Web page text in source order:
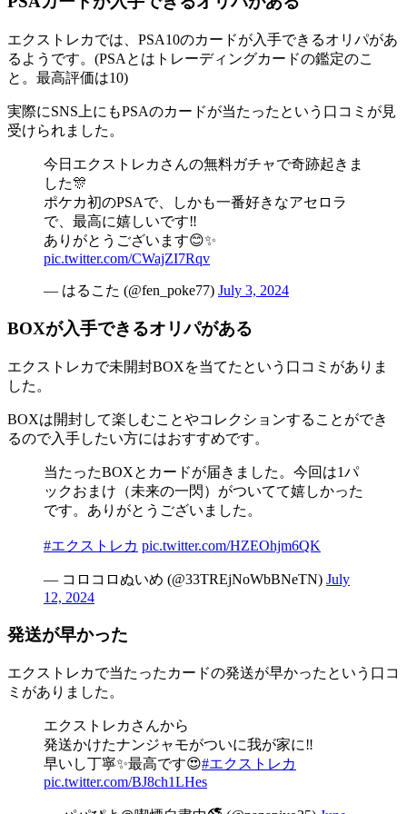
エクストレカでは、PSA10のカードが入手できるオリパがあ
るようです。(PSAとはトレーディングカードの鑑定のこ
と。最高評価は10)
実際にSNS上にもPSAのカードが当たったという口コミが見
受けられました。
今日エクストレカさんの無料ガチャで奇跡起きま
した🎊
ポケカ初のPSAで、しかも一番好きなアセロラ
で、最高に嬉しいです‼️
ありがとうございます😊✨
pic.twitter.com/CWajZI7Rqv
— はるこた (@fen_poke77) July 3, 2024
BOXが入手できるオリパがある
エクストレカで未開封BOXを当てたという口コミがありま
した。
BOXは開封して楽しむことやコレクションすることができ
るので入手したい方にはおすすめです。
当たったBOXとカードが届きました。今回は1パ
ックおまけ（未来の一閃）がついてて嬉しかった
です。ありがとうございました。
#エクストレカ pic.twitter.com/HZEOhjm6QK
— コロコロぬいめ (@33TREjNoWbBNeTN) July
12, 2024
発送が早かった
エクストレカで当たったカードの発送が早かったという口コ
ミがありました。
エクストレカさんから
発送かけたナンジャモがついに我が家に‼️
早いし丁寧✨最高です😍#エクストレカ
pic.twitter.com/BJ8ch1LHes